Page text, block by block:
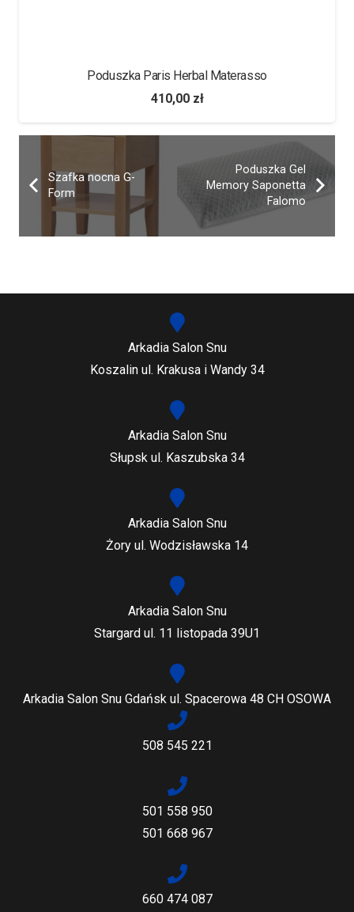
Poduszka Paris Herbal Materasso
410,00 zł
Szafka nocna G-
Form
Poduszka Gel
Memory Saponetta
Falomo
Arkadia Salon Snu
Koszalin ul. Krakusa i Wandy 34
Arkadia Salon Snu
Słupsk ul. Kaszubska 34
Arkadia Salon Snu
Żory ul. Wodzisławska 14
Arkadia Salon Snu
Stargard ul. 11 listopada 39U1
Arkadia Salon Snu Gdańsk ul. Spacerowa 48 CH OSOWA
508 545 221
501 558 950
501 668 967
660 474 087